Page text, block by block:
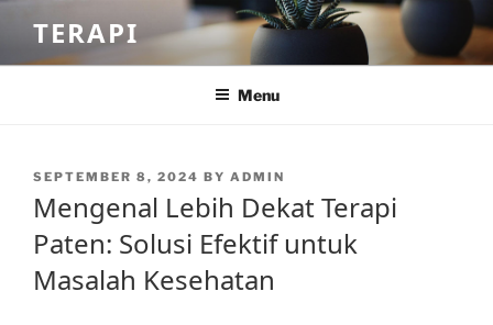
content
TERAPI
Menu
POSTED
SEPTEMBER 8, 2024 BY ADMIN
Mengenal Lebih Dekat Terapi
Paten: Solusi Efektif untuk
Masalah Kesehatan